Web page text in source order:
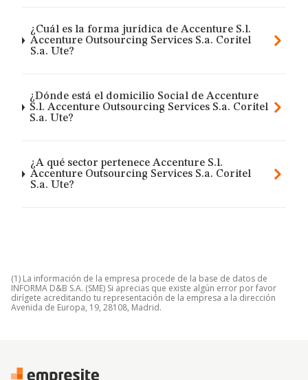
¿Cuál es la forma jurídica de Accenture S.l.
Accenture Outsourcing Services S.a. Coritel
S.a. Ute?
¿Dónde está el domicilio Social de Accenture
S.l. Accenture Outsourcing Services S.a. Coritel
S.a. Ute?
¿A qué sector pertenece Accenture S.l.
Accenture Outsourcing Services S.a. Coritel
S.a. Ute?
(1) La información de la empresa procede de la base de datos de
INFORMA D&B S.A. (SME) Si aprecias que existe algún error por favor
dirígete acreditando tu representación de la empresa a la dirección
Avenida de Europa, 19, 28108, Madrid.